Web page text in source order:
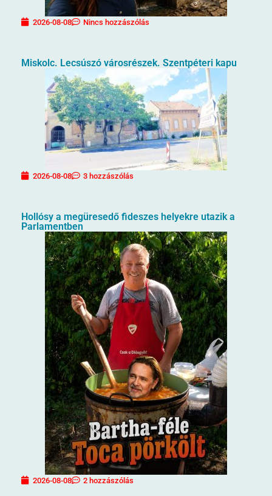
2026-08-08 Nincs hozzászólás
Miskolc. Lecsúszó városrészek. Szentpéteri kapu
2026-08-08 3 hozzászólás
Hollósy a megüresedő fideszes helyekre utazik a
Parlamentben
2026-08-08 2 hozzászólás